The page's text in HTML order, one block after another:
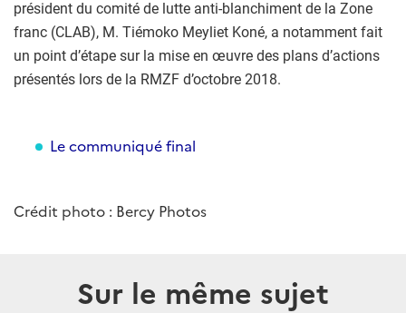
président du comité de lutte anti-blanchiment de la Zone
franc (CLAB), M. Tiémoko Meyliet Koné, a notamment fait
un point d’étape sur la mise en œuvre des plans d’actions
présentés lors de la RMZF d’octobre 2018.
Le communiqué final
Crédit photo : Bercy Photos
Sur le même sujet